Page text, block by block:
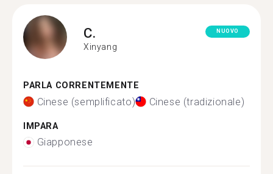
C.
Xinyang
NUOVO
PARLA CORRENTEMENTE
Cinese (semplificato) Cinese (tradizionale)
IMPARA
Giapponese